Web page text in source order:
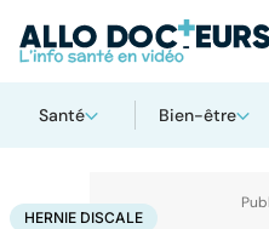
Santé Bien-être
AccueilSantéMaladies Hernie discale
HERNIE DISCALE